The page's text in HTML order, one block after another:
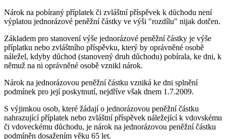
Nárok na pobíraný příplatek či zvláštní příspěvek k důchodu není
výplatou jednorázové peněžní částky ve výši "rozdílu" nijak dotčen.
Základem pro stanovení výše jednorázové peněžní částky je výše
příplatku nebo zvláštního příspěvku, který by oprávněné osobě
náležel, kdyby důchod (stanovený druh důchodu) pobírala, ke dni, k
němuž na ni oprávněné osobě vznikl nárok.
Nárok na jednorázovou peněžní částku vzniká ke dni splnění
podmínek pro její poskytnutí, nejdříve však dnem 1.7.2009.
S výjimkou osob, které žádají o jednorázovou peněžní částku
nahrazující příplatek nebo zvláštní příspěvek náležející k vdovskému
či vdoveckému důchodu, je nárok na jednorázovou peněžní částku
podmíněn dosažením věku 65 let.